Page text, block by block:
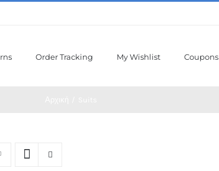
Order Tracking My Wishlist Coupons